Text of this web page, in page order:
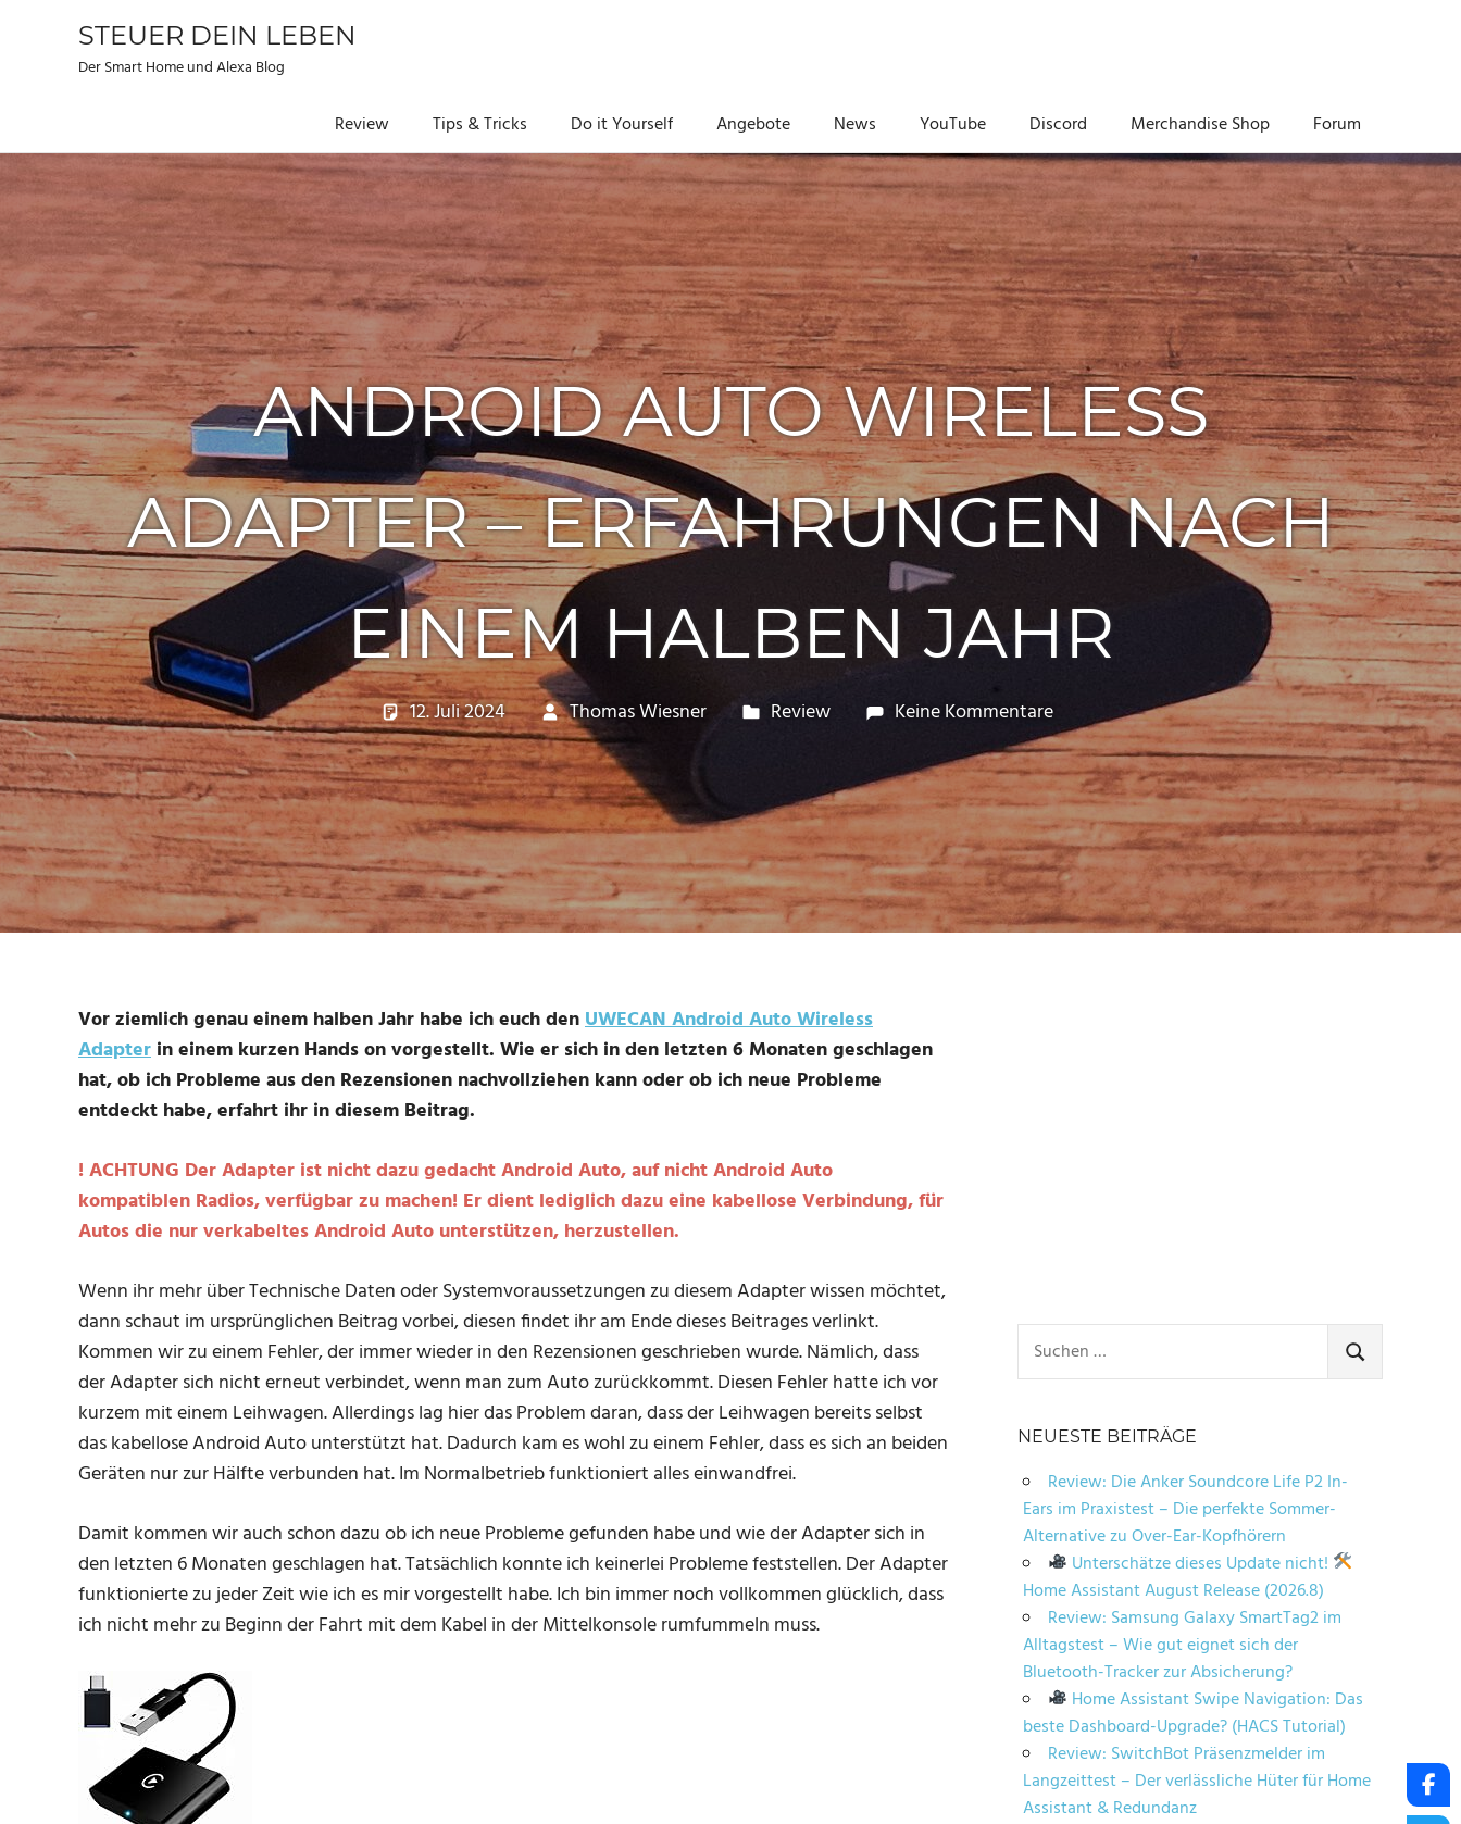
Zum
Inhalt
springen
STEUER DEIN LEBEN
Der Smart Home und Alexa Blog
Review Tips & Tricks Do it Yourself Angebote News YouTube Discord Merchandise Shop Forum
ANDROID AUTO WIRELESS
ADAPTER – ERFAHRUNGEN NACH
EINEM HALBEN JAHR
12. Juli 2024 Thomas Wiesner Review Keine Kommentare
Vor ziemlich genau einem halben Jahr habe ich euch denUWECAN Android Auto Wireless
Adapter in einem kurzen Hands on vorgestellt. Wie er sich in den letzten 6 Monaten geschlagen
hat, ob ich Probleme aus den Rezensionen nachvollziehen kann oder ob ich neue Probleme
entdeckt habe, erfahrt ihr in diesem Beitrag.
! ACHTUNG Der Adapter ist nicht dazu gedacht Android Auto, auf nicht Android Auto
kompatiblen Radios, verfügbar zu machen! Er dient lediglich dazu eine kabellose Verbindung, für
Autos die nur verkabeltes Android Auto unterstützen, herzustellen.
Wenn ihr mehr über Technische Daten oder Systemvoraussetzungen zu diesem Adapter wissen möchtet,
dann schaut im ursprünglichen Beitrag vorbei, diesen findet ihr am Ende dieses Beitrages verlinkt.
Kommen wir zu einem Fehler, der immer wieder in den Rezensionen geschrieben wurde. Nämlich, dass
der Adapter sich nicht erneut verbindet, wenn man zum Auto zurückkommt. Diesen Fehler hatte ich vor
kurzem mit einem Leihwagen. Allerdings lag hier das Problem daran, dass der Leihwagen bereits selbst
das kabellose Android Auto unterstützt hat. Dadurch kam es wohl zu einem Fehler, dass es sich an beiden
Geräten nur zur Hälfte verbunden hat. Im Normalbetrieb funktioniert alles einwandfrei.
Damit kommen wir auch schon dazu ob ich neue Probleme gefunden habe und wie der Adapter sich in
den letzten 6 Monaten geschlagen hat. Tatsächlich konnte ich keinerlei Probleme feststellen. Der Adapter
funktionierte zu jeder Zeit wie ich es mir vorgestellt habe. Ich bin immer noch vollkommen glücklich, dass
ich nicht mehr zu Beginn der Fahrt mit dem Kabel in der Mittelkonsole rumfummeln muss.
nach:
SUCHEN
NEUESTE BEITRÄGE
Review: Die Anker Soundcore Life P2 In-
Ears im Praxistest – Die perfekte Sommer-
Alternative zu Over-Ear-Kopfhörern
Unterschätze dieses Update nicht!
Home Assistant August Release (2026.8)
Review: Samsung Galaxy SmartTag2 im
Alltagstest – Wie gut eignet sich der
Bluetooth-Tracker zur Absicherung?
Home Assistant Swipe Navigation: Das
beste Dashboard-Upgrade? (HACS Tutorial)
Review: SwitchBot Präsenzmelder im
Langzeittest – Der verlässliche Hüter für Home
Assistant & Redundanz